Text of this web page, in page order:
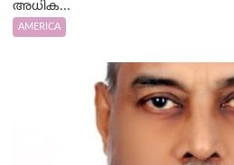
അധിക...
AMERICA